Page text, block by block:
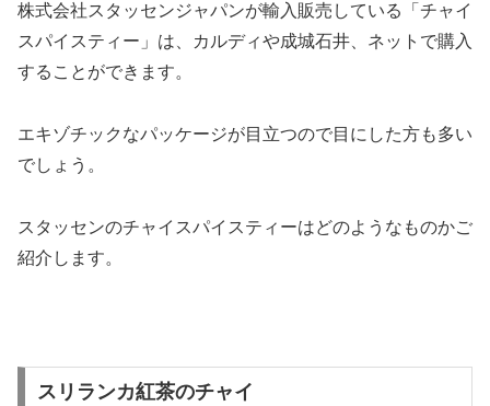
株式会社スタッセンジャパンが輸入販売している「チャイ
スパイスティー」は、カルディや成城石井、ネットで購入
することができます。
エキゾチックなパッケージが目立つので目にした方も多い
でしょう。
スタッセンのチャイスパイスティーはどのようなものかご
紹介します。
スリランカ紅茶のチャイ